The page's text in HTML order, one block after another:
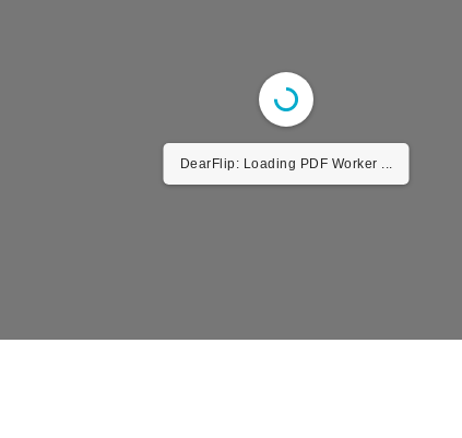
DearFlip: Loading PDF Worker ...